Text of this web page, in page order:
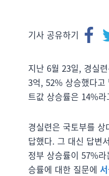
기사 공유하기
지난 6월 23일, 경실
3억, 52% 상승했다고
트값 상승률은 14%
경실련은 국토부를
답했다. 그 대신 답변
정부 상승률이 57%
승률에 대한 질문에